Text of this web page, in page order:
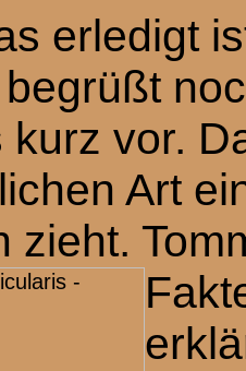
erledigt
vor.
Art
zieht.